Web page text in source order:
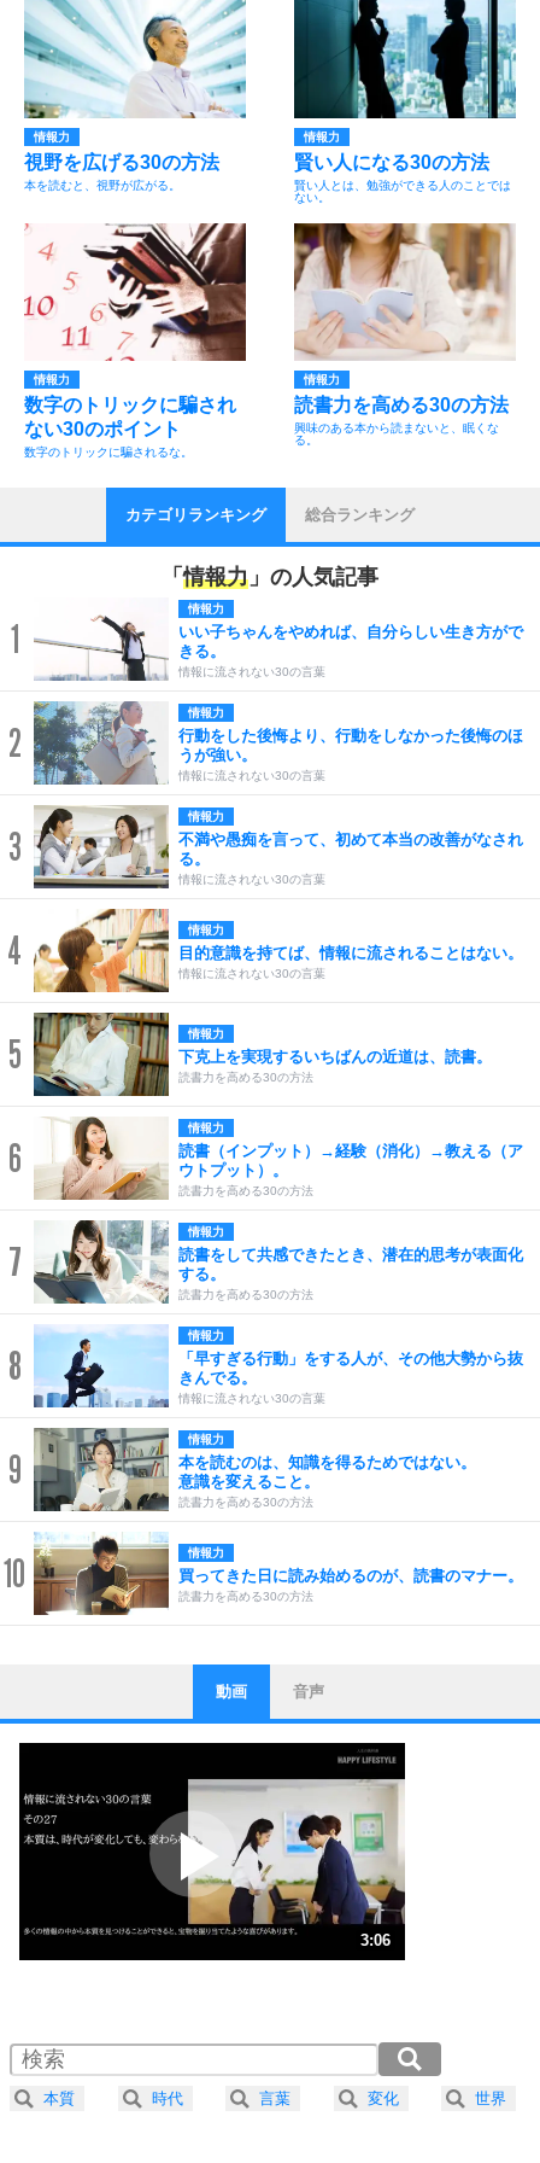
情報力
視野を広げる30の方法
本を読むと、視野が広がる。
情報力
賢い人になる30の方法
賢い人とは、勉強ができる人のことでは
ない。
情報力
数字のトリックに騙され
ない30のポイント
数字のトリックに騙されるな。
情報力
読書力を高める30の方法
興味のある本から読まないと、眠くな
る。
カテゴリランキング 総合ランキング
「情報力 」の人気記事
1
情報力
いい子ちゃんをやめれば、自分らしい生き方がで
きる。
情報に流されない30の言葉
2
情報力
行動をした後悔より、行動をしなかった後悔のほ
うが強い。
情報に流されない30の言葉
3
情報力
不満や愚痴を言って、初めて本当の改善がなされ
る。
情報に流されない30の言葉
4 情報力
目的意識を持てば、情報に流されることはない。
情報に流されない30の言葉
5 情報力
下克上を実現するいちばんの近道は、読書。
読書力を高める30の方法
6
情報力
読書（インプット）→経験（消化）→教える（ア
ウトプット）。
読書力を高める30の方法
7
情報力
読書をして共感できたとき、潜在的思考が表面化
する。
読書力を高める30の方法
8
情報力
「早すぎる行動」をする人が、その他大勢から抜
きんでる。
情報に流されない30の言葉
9
情報力
本を読むのは、知識を得るためではない。
意識を変えること。
読書力を高める30の方法
10 情報力
買ってきた日に読み始めるのが、読書のマナー。
読書力を高める30の方法
1
ストレス対策
他人と比べない。
いっそのこと、他人を見ない。
いらいらしない人になる30の方法
ポジティブになれない原因は、行動しないから。
ポジティブ思考になる30の方法
ストレス対策
人生、なんとかなるもの。
気楽に生きる30の方法
4 器の大きい人は、怒りを優しさで表現する。
プラス思考
動画 音声
3:06
2.0倍速 （365KB 1分33秒）
2.5倍速 （292KB 1分14秒）
3.0倍速 （243KB 1分2秒）
本質 時代 言葉 変化 世界